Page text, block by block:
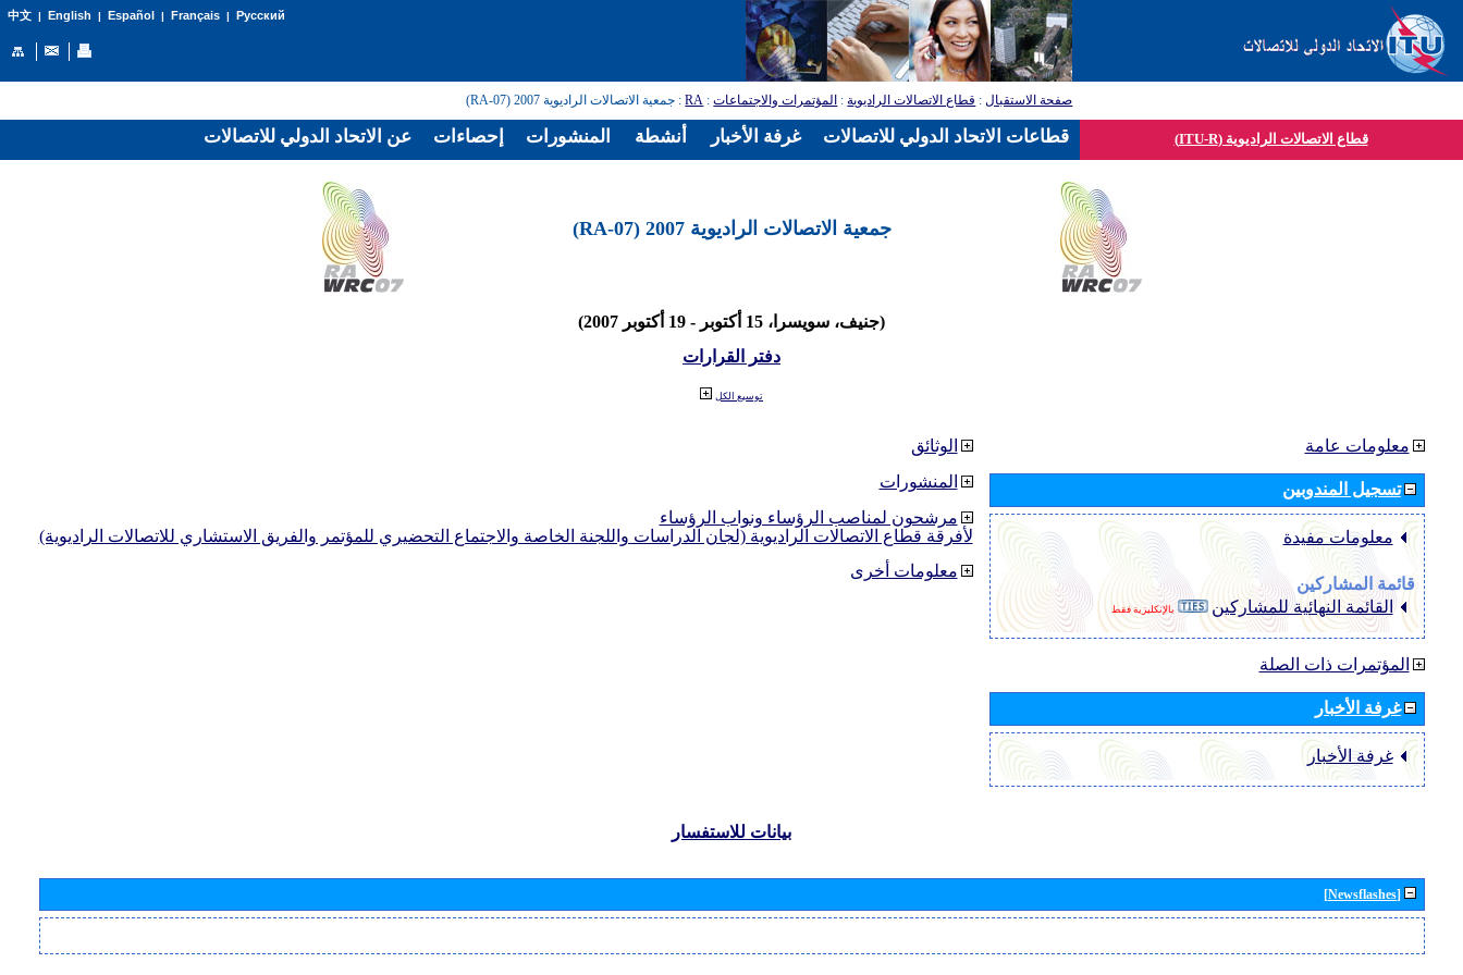
中文| English | Español | Français| Русский
صفحة الاستقبال: قطاع الاتصالات الراديوية: المؤتمرات والاجتماعات:
RA: جمعية الاتصالات الراديوية 2007 (RA-07)
قطاع الاتصالات الراديوية (ITU-R)
جمعية الاتصالات الراديوية 2007 (RA-07)
(جنيف، سويسرا، 15 أكتوبر - 19 أكتوبر 2007)
دفتر القرارات
توسيع الكل
الوثائق
المنشورات
مرشحون لمناصب الرؤساء ونواب الرؤساء
لأفرقة قطاع الاتصالات الراديوية (لجان الدراسات واللجنة الخاصة والاجتماع التحضيري للمؤتمر والفريق الاستشاري للاتصالات الراديوية)
معلومات أخرى
معلومات عامة
تسجيل المندوبين
معلومات مفيدة
قائمة المشاركين
القائمة النهائية للمشاركين
بالإنكليزية فقط
المؤتمرات ذات الصلة
غرفة الأخبار
غرفة الأخبار
بيانات للاستفسار
[Newsflashes]
عن الاتحاد الدولي للاتصالات إحصاءات المنشورات أنشطة غرفة الأخبار قطاعات الاتحاد الدولي للاتصالات